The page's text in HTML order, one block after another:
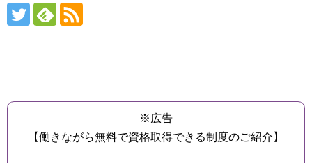
※広告
【働きながら無料で資格取得できる制度のご紹介】